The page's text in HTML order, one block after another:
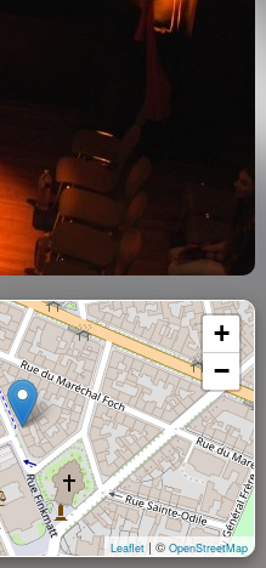
+
−
Leaflet| © OpenStreetMap